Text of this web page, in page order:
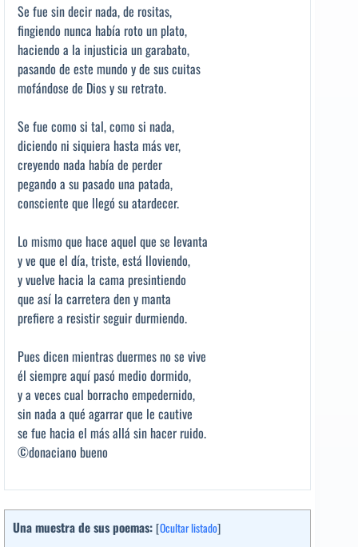
Se fue sin decir nada, de rositas,
fingiendo nunca había roto un plato,
haciendo a la injusticia un garabato,
pasando de este mundo y de sus cuitas
mofándose de Dios y su retrato.
Se fue como si tal, como si nada,
diciendo ni siquiera hasta más ver,
creyendo nada había de perder
pegando a su pasado una patada,
consciente que llegó su atardecer.
Lo mismo que hace aquel que se levanta
y ve que el día, triste, está lloviendo,
y vuelve hacia la cama presintiendo
que así la carretera den y manta
prefiere a resistir seguir durmiendo.
Pues dicen mientras duermes no se vive
él siempre aquí pasó medio dormido,
y a veces cual borracho empedernido,
sin nada a qué agarrar que le cautive
se fue hacia el más allá sin hacer ruido.
©donaciano bueno
Una muestra de sus poemas: [Ocultar listado]